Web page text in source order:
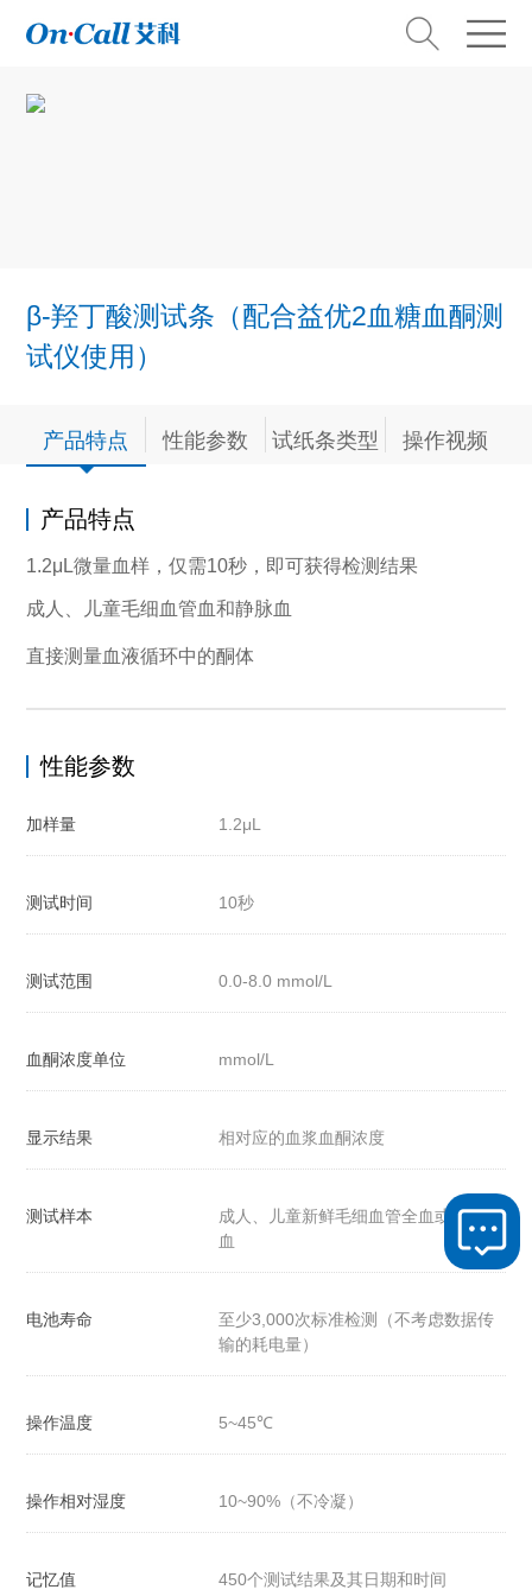
β-羟丁酸测试条（配合益优2血糖血酮测
试仪使用）
产品特点 性能参数 试纸条类型 操作视频
产品特点
1.2μL微量血样，仅需10秒，即可获得检测结果
成人、儿童毛细血管血和静脉血
直接测量血液循环中的酮体
性能参数
加样量 1.2μL
测试时间 10秒
测试范围 0.0-8.0 mmol/L
血酮浓度单位 mmol/L
显示结果 相对应的血浆血酮浓度
测试样本
成人、儿童新鲜毛细血管全血或静脉全
血
电池寿命
至少3,000次标准检测（不考虑数据传
输的耗电量）
操作温度 5~45℃
操作相对湿度 10~90%（不冷凝）
记忆值 450个测试结果及其日期和时间